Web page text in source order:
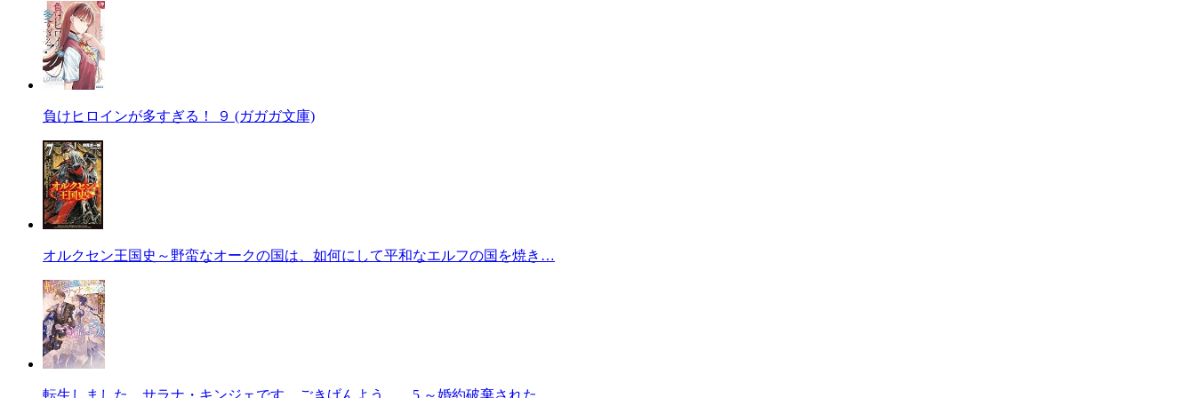
負けヒロインが多すぎる！ ９ (ガガガ文庫)
オルクセン王国史～野蛮なオークの国は、如何にして平和なエルフの国を焼き…
転生しました、サラナ・キンジェです。ごきげんよう。 5 ～婚約破棄された…